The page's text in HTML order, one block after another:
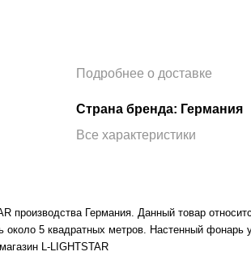
Подробнее о доставке
Страна бренда: Германия
Все характеристики
Германия. Данный товар
5 квадратных метров. Настенный фонарь
L-LIGHTSTAR